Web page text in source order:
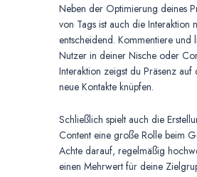
Neben der Optimierung deines
von Tags ist auch die Interaktion
entscheidend. Kommentiere und
Nutzer in deiner Nische oder
Interaktion zeigst du Präsenz
neue Kontakte knüpfen.
Schließlich spielt auch die
Content eine große Rolle beim
Achte darauf, regelmäßig
einen Mehrwert für deine